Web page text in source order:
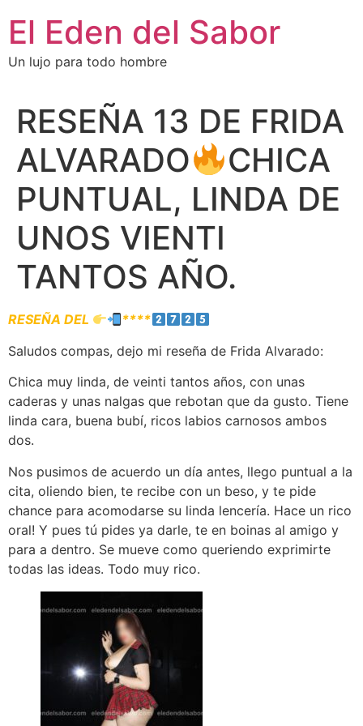
El Eden del Sabor
Un lujo para todo hombre
RESEÑA 13 DE FRIDA
ALVARADO
CHICA
PUNTUAL, LINDA DE
UNOS VIENTI
TANTOS AÑO.
RESEÑA DEL
****
Saludos compas, dejo mi reseña de Frida Alvarado:
Chica muy linda, de veinti tantos años, con unas
caderas y unas nalgas que rebotan que da gusto. Tiene
linda cara, buena bubí, ricos labios carnosos ambos
dos.
Nos pusimos de acuerdo un día antes, llego puntual a la
cita, oliendo bien, te recibe con un beso, y te pide
chance para acomodarse su linda lencería. Hace un rico
oral! Y pues tú pides ya darle, te en boinas al amigo y
para a dentro. Se mueve como queriendo exprimirte
todas las ideas. Todo muy rico.